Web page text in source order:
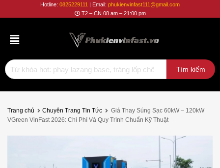
Kiện
Hotline: 0825229111 | Email: phukienvinfast111@gmail.com
T2 – CN 08 am – 21:00 pm
Trang chủ Chuyên Trang Tin Tức
Giá Thay Súng Sạc 60kW – 120kW
VGreen VinFast 2026: Chi Phí Và Quy Trình Chuẩn Kỹ Thuật